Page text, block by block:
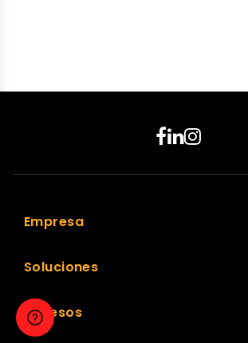
Empresa
Soluciones
Accesos